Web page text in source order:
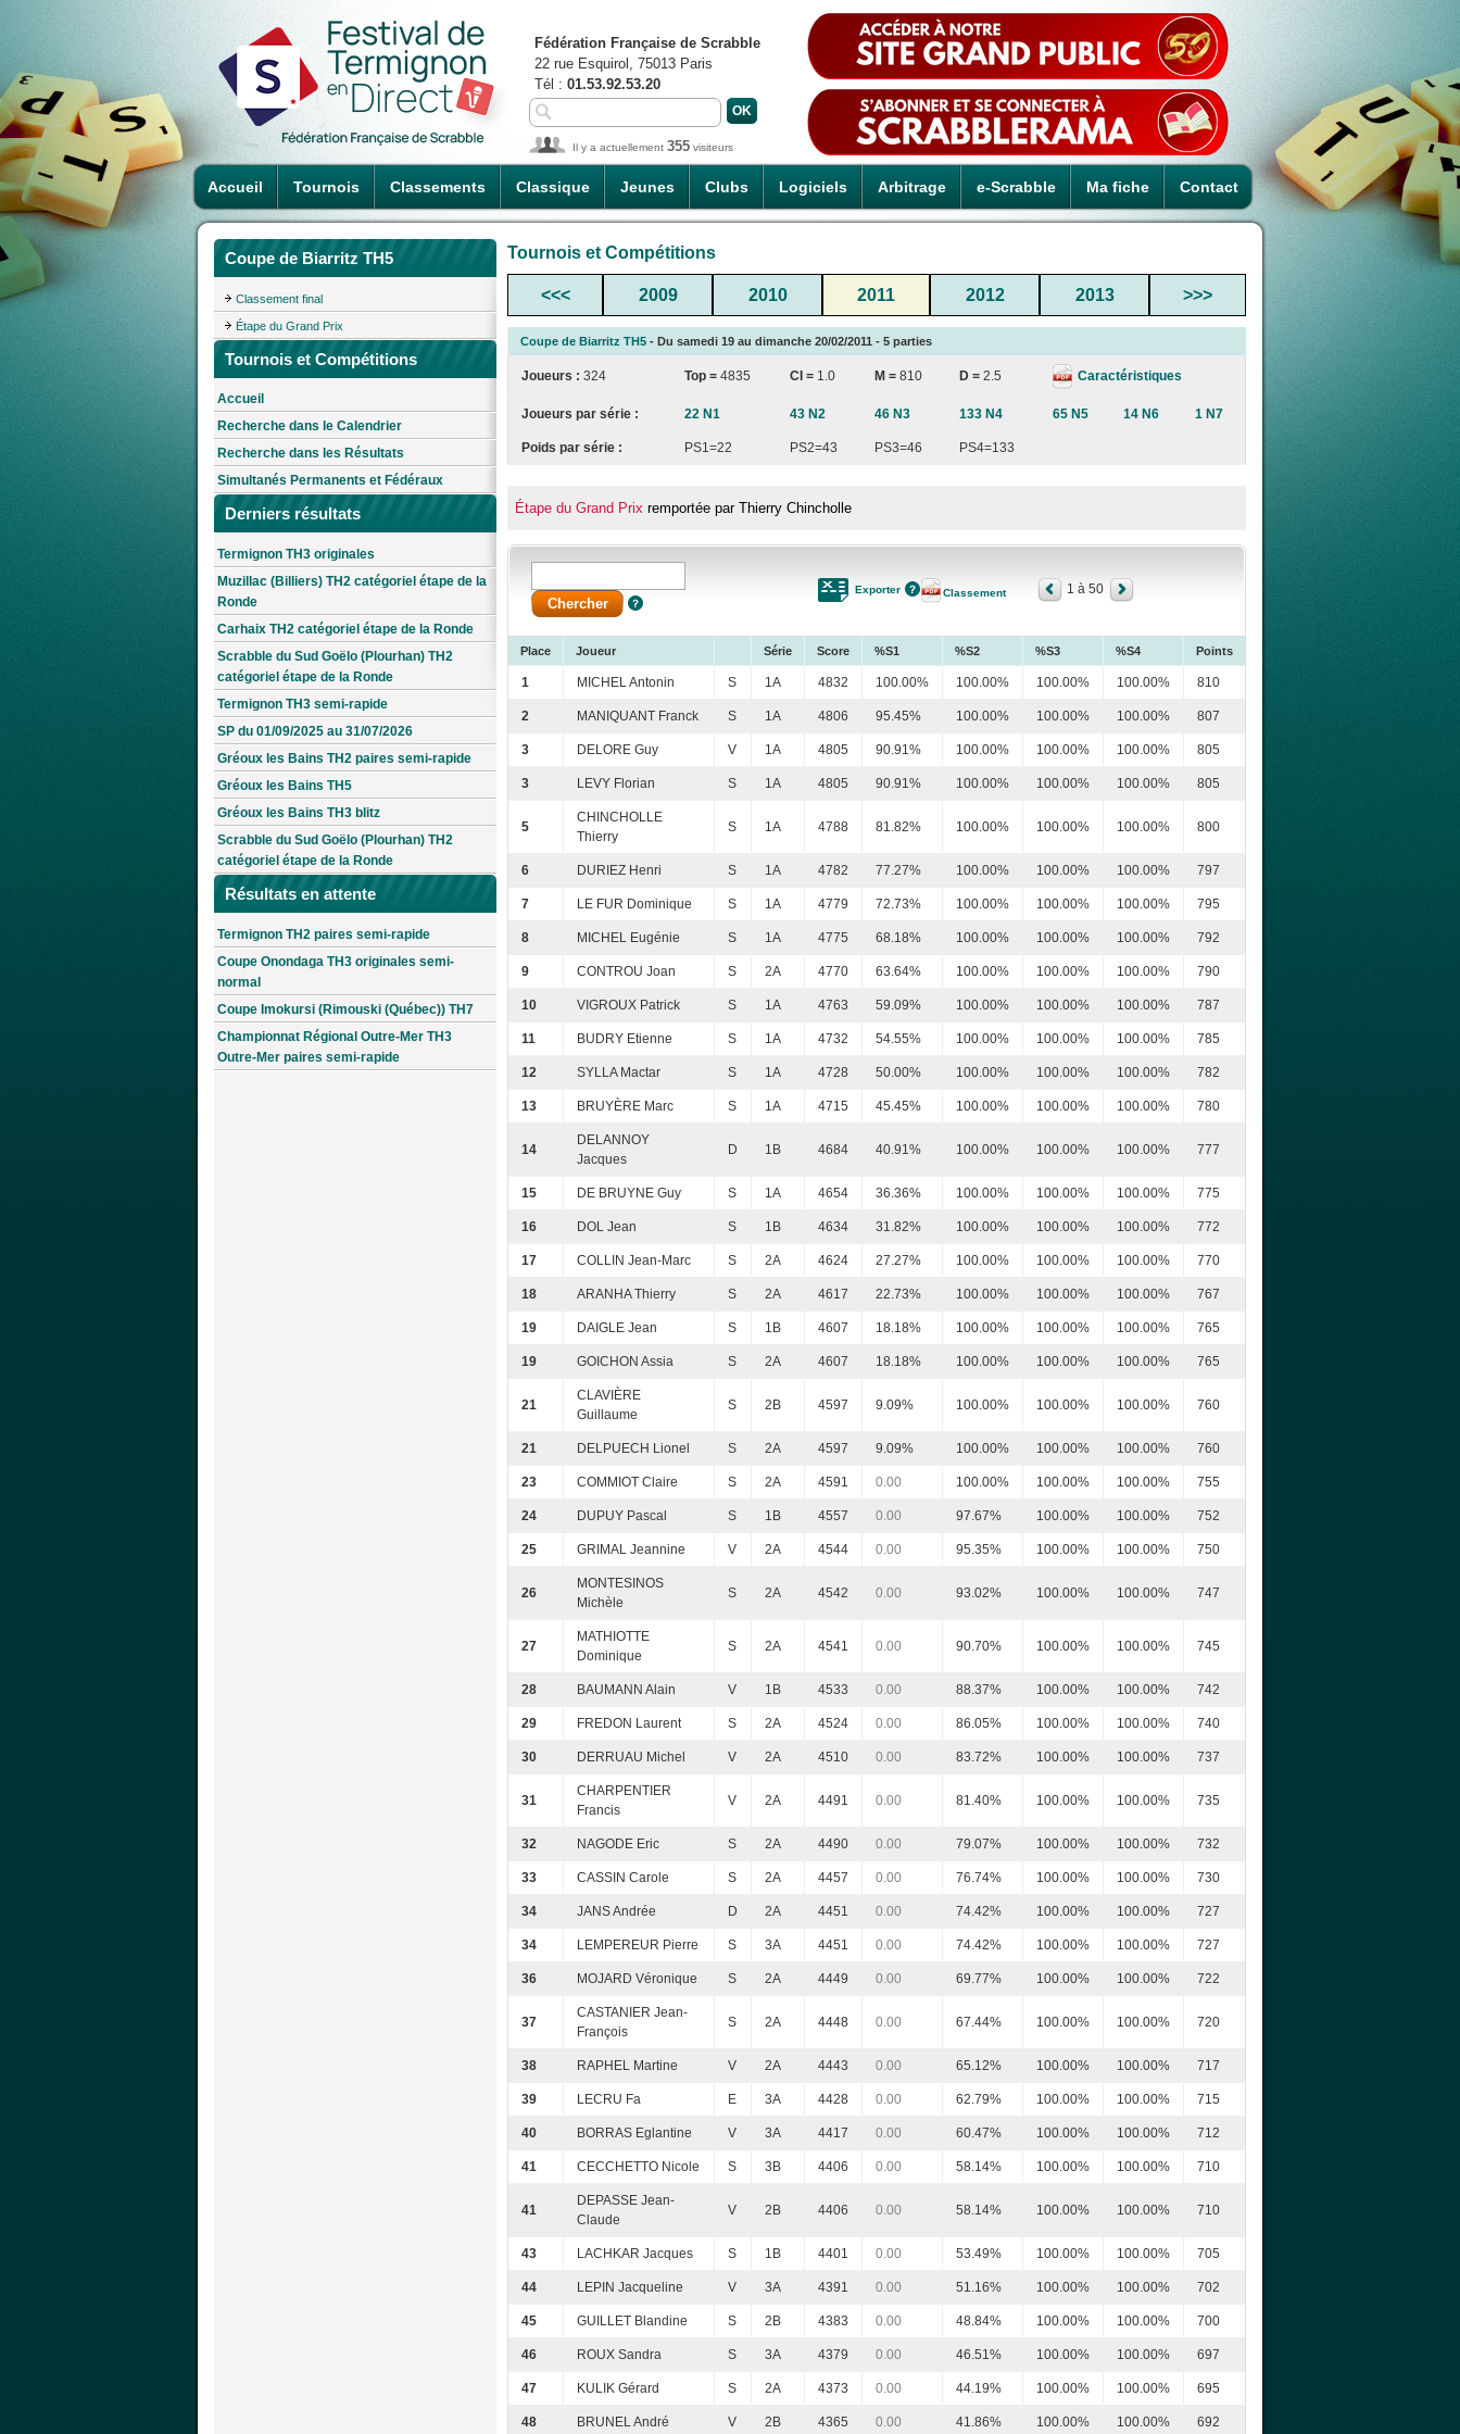
Accueil Tournois Classements Classique Jeunes Clubs Logiciels Arbitrage e-Scrabble Ma fiche Contact
Fédération Française de Scrabble
22 rue Esquirol, 75013 Paris
Tél : 01.53.92.53.20
Il y a actuellement 355 visiteurs
Coupe de Biarritz TH5
Classement final
Étape du Grand Prix
Tournois et Compétitions
Accueil
Recherche dans le Calendrier
Recherche dans les Résultats
Simultanés Permanents et Fédéraux
Derniers résultats
Termignon TH3 originales
Muzillac (Billiers) TH2 catégoriel étape de la
Ronde
Carhaix TH2 catégoriel étape de la Ronde
Scrabble du Sud Goëlo (Plourhan) TH2
catégoriel étape de la Ronde
Termignon TH3 semi-rapide
SP du 01/09/2025 au 31/07/2026
Gréoux les Bains TH2 paires semi-rapide
Gréoux les Bains TH5
Gréoux les Bains TH3 blitz
Scrabble du Sud Goëlo (Plourhan) TH2
catégoriel étape de la Ronde
Résultats en attente
Termignon TH2 paires semi-rapide
Coupe Onondaga TH3 originales semi-
normal
Coupe Imokursi (Rimouski (Québec)) TH7
Championnat Régional Outre-Mer TH3
Outre-Mer paires semi-rapide
Tournois et Compétitions
<<< 2009 2010 2011 2012 2013 >>>
Coupe de Biarritz TH5 - Du samedi 19 au dimanche 20/02/2011 - 5 parties
Joueurs : 324 Top = 4835 CI = 1.0 M = 810 D = 2.5 Caractéristiques
Joueurs par série : 22 N1 43 N2 46 N3 133 N4 65 N5 14 N6 1 N7
Poids par série : PS1=22 PS2=43 PS3=46 PS4=133
Étape du Grand Prix remportée par Thierry Chincholle
Exporter Classement 1 à 50
Place Joueur Série Score %S1 %S2 %S3 %S4 Points
1 MICHEL Antonin S 1A 4832 100.00% 100.00% 100.00% 100.00% 810
2 MANIQUANT Franck S 1A 4806 95.45% 100.00% 100.00% 100.00% 807
3 DELORE Guy V 1A 4805 90.91% 100.00% 100.00% 100.00% 805
3 LEVY Florian S 1A 4805 90.91% 100.00% 100.00% 100.00% 805
5
CHINCHOLLE
Thierry
S 1A 4788 81.82% 100.00% 100.00% 100.00% 800
6 DURIEZ Henri S 1A 4782 77.27% 100.00% 100.00% 100.00% 797
7 LE FUR Dominique S 1A 4779 72.73% 100.00% 100.00% 100.00% 795
8 MICHEL Eugénie S 1A 4775 68.18% 100.00% 100.00% 100.00% 792
9 CONTROU Joan S 2A 4770 63.64% 100.00% 100.00% 100.00% 790
10 VIGROUX Patrick S 1A 4763 59.09% 100.00% 100.00% 100.00% 787
11 BUDRY Etienne S 1A 4732 54.55% 100.00% 100.00% 100.00% 785
12 SYLLA Mactar S 1A 4728 50.00% 100.00% 100.00% 100.00% 782
13 BRUYÈRE Marc S 1A 4715 45.45% 100.00% 100.00% 100.00% 780
14
DELANNOY
Jacques
D 1B 4684 40.91% 100.00% 100.00% 100.00% 777
15 DE BRUYNE Guy S 1A 4654 36.36% 100.00% 100.00% 100.00% 775
16 DOL Jean S 1B 4634 31.82% 100.00% 100.00% 100.00% 772
17 COLLIN Jean-Marc S 2A 4624 27.27% 100.00% 100.00% 100.00% 770
18 ARANHA Thierry S 2A 4617 22.73% 100.00% 100.00% 100.00% 767
19 DAIGLE Jean S 1B 4607 18.18% 100.00% 100.00% 100.00% 765
19 GOICHON Assia S 2A 4607 18.18% 100.00% 100.00% 100.00% 765
21
CLAVIÈRE
Guillaume
S 2B 4597 9.09% 100.00% 100.00% 100.00% 760
21 DELPUECH Lionel S 2A 4597 9.09% 100.00% 100.00% 100.00% 760
23 COMMIOT Claire S 2A 4591 0.00 100.00% 100.00% 100.00% 755
24 DUPUY Pascal S 1B 4557 0.00 97.67% 100.00% 100.00% 752
25 GRIMAL Jeannine V 2A 4544 0.00 95.35% 100.00% 100.00% 750
26
MONTESINOS
Michèle
S 2A 4542 0.00 93.02% 100.00% 100.00% 747
27
MATHIOTTE
Dominique
S 2A 4541 0.00 90.70% 100.00% 100.00% 745
28 BAUMANN Alain V 1B 4533 0.00 88.37% 100.00% 100.00% 742
29 FREDON Laurent S 2A 4524 0.00 86.05% 100.00% 100.00% 740
30 DERRUAU Michel V 2A 4510 0.00 83.72% 100.00% 100.00% 737
31
CHARPENTIER
Francis
V 2A 4491 0.00 81.40% 100.00% 100.00% 735
32 NAGODE Eric S 2A 4490 0.00 79.07% 100.00% 100.00% 732
33 CASSIN Carole S 2A 4457 0.00 76.74% 100.00% 100.00% 730
34 JANS Andrée D 2A 4451 0.00 74.42% 100.00% 100.00% 727
34 LEMPEREUR Pierre S 3A 4451 0.00 74.42% 100.00% 100.00% 727
36 MOJARD Véronique S 2A 4449 0.00 69.77% 100.00% 100.00% 722
37
CASTANIER Jean-
François
S 2A 4448 0.00 67.44% 100.00% 100.00% 720
38 RAPHEL Martine V 2A 4443 0.00 65.12% 100.00% 100.00% 717
39 LECRU Fa E 3A 4428 0.00 62.79% 100.00% 100.00% 715
40 BORRAS Eglantine V 3A 4417 0.00 60.47% 100.00% 100.00% 712
41 CECCHETTO Nicole S 3B 4406 0.00 58.14% 100.00% 100.00% 710
41
DEPASSE Jean-
Claude
V 2B 4406 0.00 58.14% 100.00% 100.00% 710
43 LACHKAR Jacques S 1B 4401 0.00 53.49% 100.00% 100.00% 705
44 LEPIN Jacqueline V 3A 4391 0.00 51.16% 100.00% 100.00% 702
45 GUILLET Blandine S 2B 4383 0.00 48.84% 100.00% 100.00% 700
46 ROUX Sandra S 3A 4379 0.00 46.51% 100.00% 100.00% 697
47 KULIK Gérard S 2A 4373 0.00 44.19% 100.00% 100.00% 695
48 BRUNEL André V 2B 4365 0.00 41.86% 100.00% 100.00% 692